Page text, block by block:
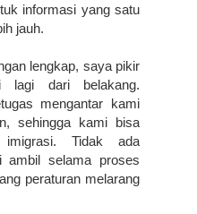
informasi yang satu
jauh.
lengkap, saya pikir
lagi dari belakang.
mengantar kami
sehingga kami bisa
imigrasi. Tidak ada
ambil selama proses
peraturan melarang